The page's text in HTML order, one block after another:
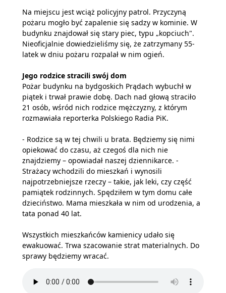
Na miejscu jest wciąż policyjny patrol. Przyczyną
pożaru mogło być zapalenie się sadzy w kominie. W
budynku znajdował się stary piec, typu „kopciuch".
Nieoficjalnie dowiedzieliśmy się, że zatrzymany 55-
latek w dniu pożaru rozpalał w nim ogień.
Jego rodzice stracili swój dom
Pożar budynku na bydgoskich Prądach wybuchł w
piątek i trwał prawie dobę. Dach nad głową straciło
21 osób, wśród nich rodzice mężczyzny, z którym
rozmawiała reporterka Polskiego Radia PiK.
- Rodzice są w tej chwili u brata. Będziemy się nimi
opiekować do czasu, aż czegoś dla nich nie
znajdziemy – opowiadał naszej dziennikarce. -
Strażacy wchodzili do mieszkań i wynosili
najpotrzebniejsze rzeczy – takie, jak leki, czy część
pamiątek rodzinnych. Spędziłem w tym domu całe
dzieciństwo. Mama mieszkała w nim od urodzenia, a
tata ponad 40 lat.
Wszystkich mieszkańców kamienicy udało się
ewakuować. Trwa szacowanie strat materialnych. Do
sprawy będziemy wracać.